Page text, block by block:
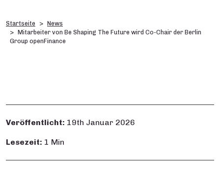
Startseite
News
Mitarbeiter von Be Shaping The Future wird Co-Chair der Berlin
Group openFinance
Veröffentlicht: 19th Januar 2026
Lesezeit: 1 Min